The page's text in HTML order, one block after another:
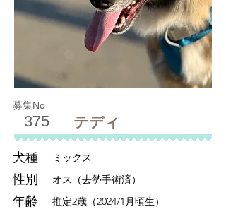
募集No
375 テディ
犬種 ミックス
性別 オス（去勢手術済）
年齢 推定2歳（2024/1月頃生）